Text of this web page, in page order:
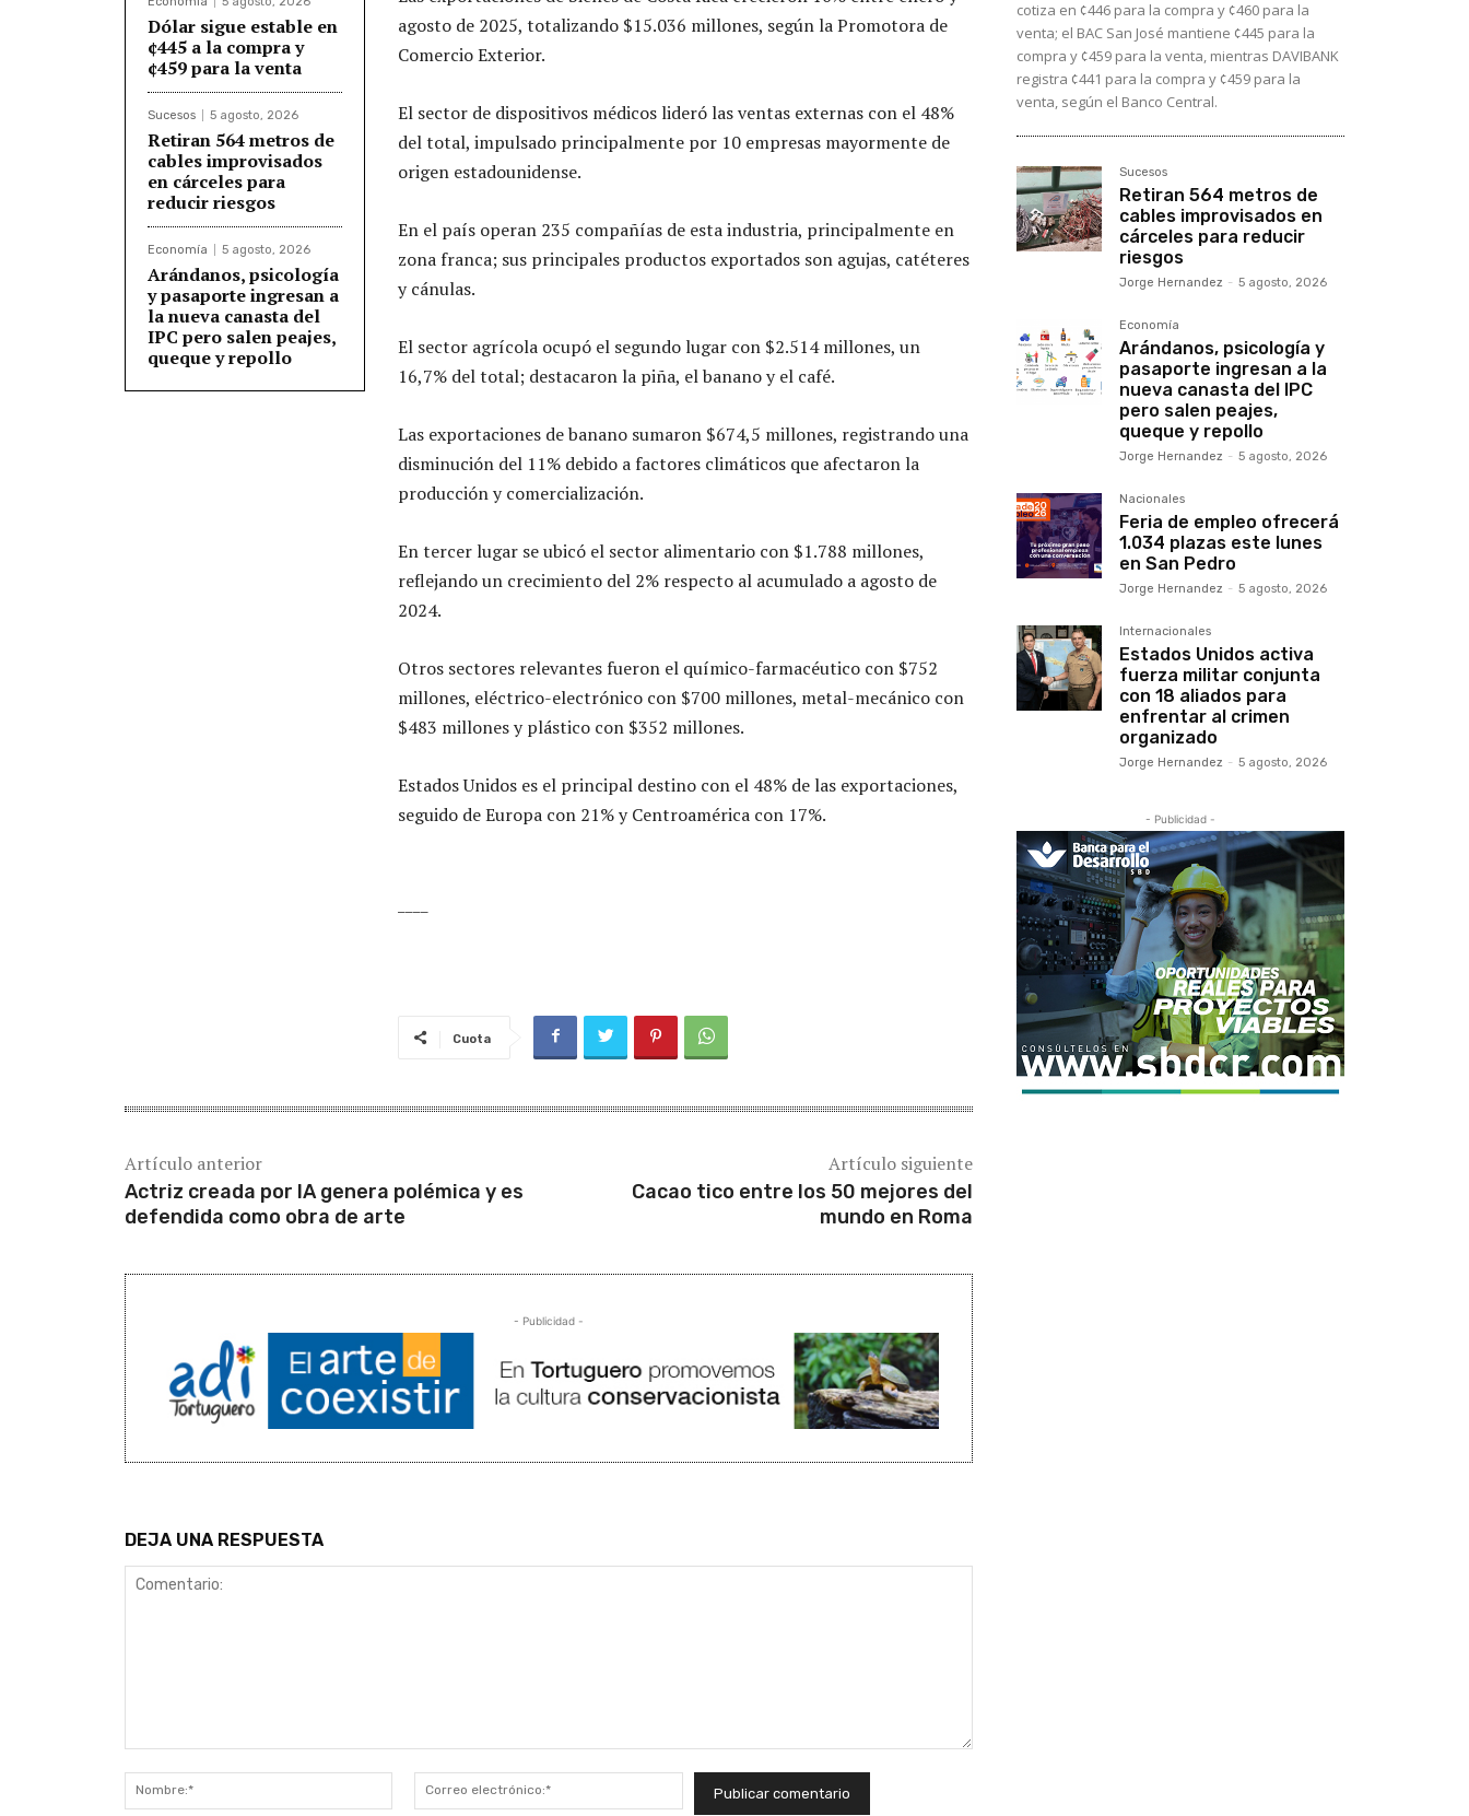
Dólar sigue estable en
¢445 a la compra y
¢459 para la venta
Sucesos 5 agosto, 2026
Retiran 564 metros de
cables improvisados
en cárceles para
reducir riesgos
Economía 5 agosto, 2026
Arándanos, psicología
y pasaporte ingresan a
la nueva canasta del
IPC pero salen peajes,
queque y repollo
agosto de 2025, totalizando $15.036 millones, según la Promotora de
Comercio Exterior.
El sector de dispositivos médicos lideró las ventas externas con el 48%
del total, impulsado principalmente por 10 empresas mayormente de
origen estadounidense.
En el país operan 235 compañías de esta industria, principalmente en
zona franca; sus principales productos exportados son agujas, catéteres
y cánulas.
El sector agrícola ocupó el segundo lugar con $2.514 millones, un
16,7% del total; destacaron la piña, el banano y el café.
Las exportaciones de banano sumaron $674,5 millones, registrando una
disminución del 11% debido a factores climáticos que afectaron la
producción y comercialización.
En tercer lugar se ubicó el sector alimentario con $1.788 millones,
reflejando un crecimiento del 2% respecto al acumulado a agosto de
2024.
Otros sectores relevantes fueron el químico-farmacéutico con $752
millones, eléctrico-electrónico con $700 millones, metal-mecánico con
$483 millones y plástico con $352 millones.
Estados Unidos es el principal destino con el 48% de las exportaciones,
seguido de Europa con 21% y Centroamérica con 17%.
Cuota
Artículo anterior
Actriz creada por IA genera polémica y es
defendida como obra de arte
Artículo siguiente
Cacao tico entre los 50 mejores del
mundo en Roma
- Publicidad -
DEJA UNA RESPUESTA
Nombre:*
electrónico:*
cotiza en ¢446 para la compra y ¢460 para la
venta; el BAC San José mantiene ¢445 para la
compra y ¢459 para la venta, mientras DAVIBANK
registra ¢441 para la compra y ¢459 para la
venta, según el Banco Central.
Sucesos
Retiran 564 metros de
cables improvisados en
cárceles para reducir
riesgos
Jorge Hernandez - 5 agosto, 2026
Economía
Arándanos, psicología y
pasaporte ingresan a la
nueva canasta del IPC
pero salen peajes,
queque y repollo
Jorge Hernandez - 5 agosto, 2026
Nacionales
Feria de empleo ofrecerá
1.034 plazas este lunes
en San Pedro
Jorge Hernandez - 5 agosto, 2026
Internacionales
Estados Unidos activa
fuerza militar conjunta
con 18 aliados para
enfrentar al crimen
organizado
Jorge Hernandez - 5 agosto, 2026
- Publicidad -